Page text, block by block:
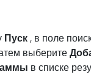
Пуск , в поле
выберите
в списке